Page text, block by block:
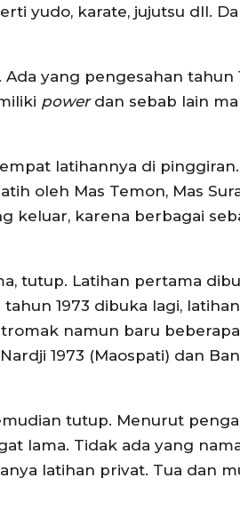
yudo, karate, jujutsu dll.
yang pengesahan tahun
powerdan sebab lain
latihannya di
oleh Mas Temon, Mas
keluar, karena berbagai
tutup. Latihan pertama
1973 dibuka lagi,
namun baru
1973 (Maospati) dan
tutup. Menurut
lama. Tidak ada yang
latihan privat. Tua dan